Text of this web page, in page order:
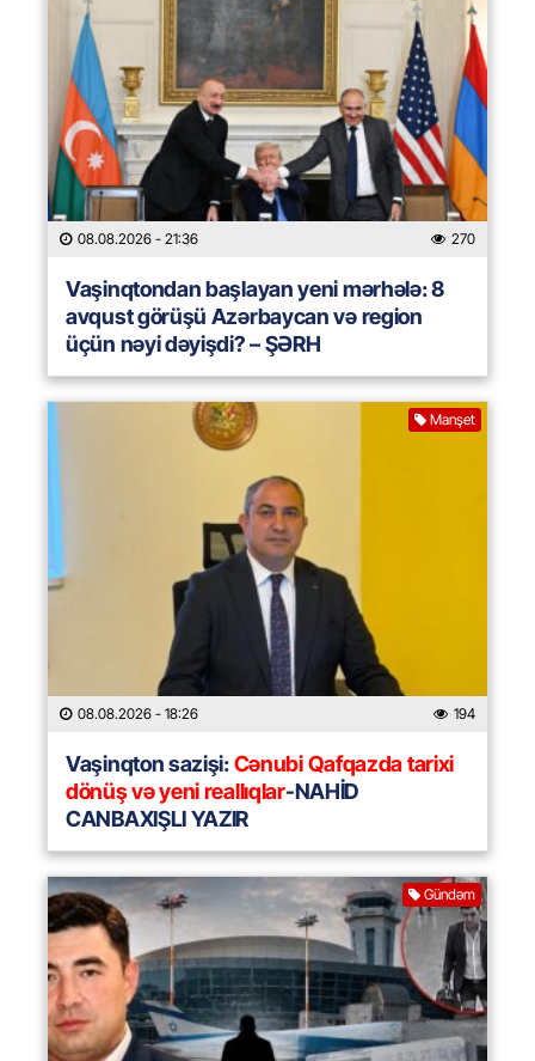
08.08.2026 - 21:36 270
Vaşinqtondan başlayan yeni mərhələ: 8
avqust görüşü Azərbaycan və region
üçün nəyi dəyişdi? – ŞƏRH
Manşet
08.08.2026 - 18:26 194
Vaşinqton sazişi:Cənubi Qafqazda tarixi
dönüş və yeni reallıqlar-NAHİD
CANBAXIŞLI YAZIR
Gündəm